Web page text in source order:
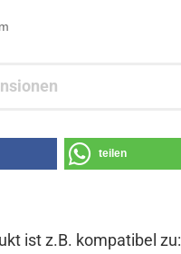
teilen
ist z.B. kompatibel zu: